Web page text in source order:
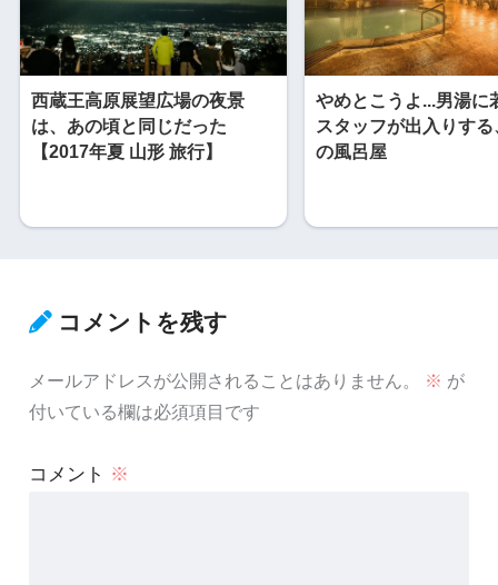
西蔵王高原展望広場の夜景
は、あの頃と同じだった
【2017年夏 山形 旅行】
やめとこうよ...男湯に
スタッフが出入りす
の風呂屋
コメントを残す
メールアドレスが公開されることはありません。 ※ が
付いている欄は必須項目です
コメント ※